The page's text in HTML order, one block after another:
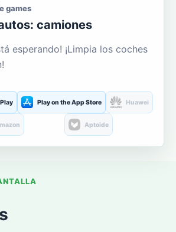
games
camiones
esperando! ¡Limpia los coches
Play on the App Store Huawei
Aptoide